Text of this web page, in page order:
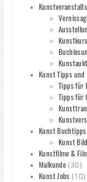
Kunstkurs
Kunst Tipps
Tipps für
Tipps für
Kunst Buchtipps
Kunst
Kunstfilme &
Malkunde (30)
Kunst Jobs (10)